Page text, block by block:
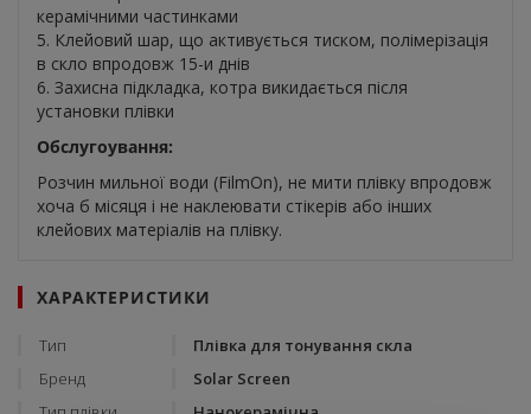
керамічними частинками
5. Клейовий шар, що активується тиском, полімерізація
в скло впродовж 15-и днів
6. Захисна підкладка, котра викидається після
установки плівки
Обслугоування:
Розчин мильної води (FilmOn), не мити плівку впродовж
хоча б місяця і не наклеювати стікерів або інших
клейових матеріалів на плівку.
ХАРАКТЕРИСТИКИ
Тип
Плівка для тонування скла
Бренд
Solar Screen